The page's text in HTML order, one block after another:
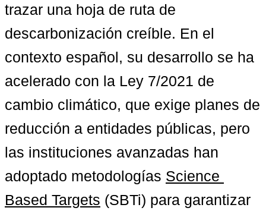
trazar una hoja de ruta de
descarbonización creíble. En el
contexto español, su desarrollo se ha
acelerado con la Ley 7/2021 de
cambio climático, que exige planes de
reducción a entidades públicas, pero
las instituciones avanzadas han
adoptado metodologías Science
Based Targets (SBTi) para garantizar